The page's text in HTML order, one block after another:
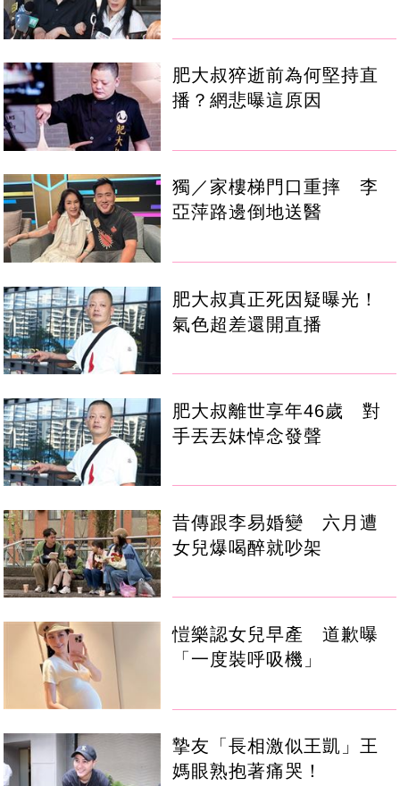
肥大叔猝逝前為何堅持直
播？網悲曝這原因
獨／家樓梯門口重摔 李
亞萍路邊倒地送醫
肥大叔真正死因疑曝光！
氣色超差還開直播
肥大叔離世享年46歲 對
手丟丟妹悼念發聲
昔傳跟李易婚變 六月遭
女兒爆喝醉就吵架
愷樂認女兒早產 道歉曝
「一度裝呼吸機」
摯友「長相激似王凱」王
媽眼熟抱著痛哭！